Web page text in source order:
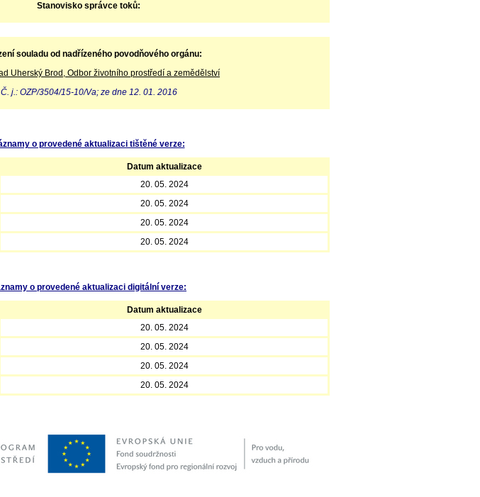
Stanovisko správce toků:
souladu od nadřízeného povodňového orgánu:
Uherský Brod, Odbor životního prostředí a zemědělství
Č. j.: OZP/3504/15-10/Va; ze dne 12. 01. 2016
o provedené aktualizaci tištěné verze:
Datum aktualizace
20. 05. 2024
20. 05. 2024
20. 05. 2024
20. 05. 2024
o provedené aktualizaci digitální verze:
Datum aktualizace
20. 05. 2024
20. 05. 2024
20. 05. 2024
20. 05. 2024